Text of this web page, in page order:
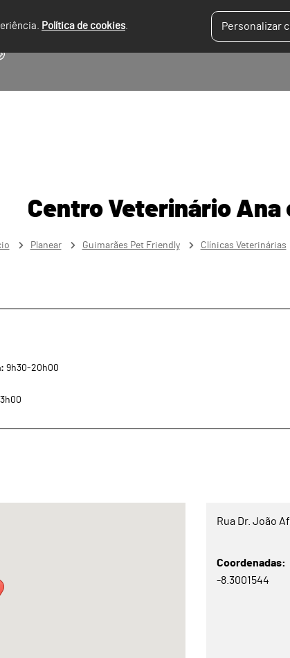
Política de cookies. Personalizar
Centro Veterinário Ana
Planear Guimarães Pet Friendly Clínicas Veterinárias
9h30-20h00
Rua Dr. João
Coordenadas
-8.3001544